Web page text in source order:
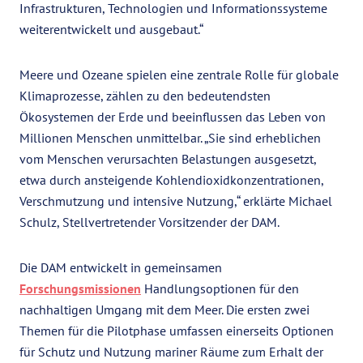
Infrastrukturen, Technologien und Informationssysteme
weiterentwickelt und ausgebaut.“
Meere und Ozeane spielen eine zentrale Rolle für globale
Klimaprozesse, zählen zu den bedeutendsten
Ökosystemen der Erde und beeinflussen das Leben von
Millionen Menschen unmittelbar. „Sie sind erheblichen
vom Menschen verursachten Belastungen ausgesetzt,
etwa durch ansteigende Kohlendioxidkonzentrationen,
Verschmutzung und intensive Nutzung,“ erklärte Michael
Schulz, Stellvertretender Vorsitzender der DAM.
Die DAM entwickelt in gemeinsamen
Forschungsmissionen Handlungsoptionen für den
nachhaltigen Umgang mit dem Meer. Die ersten zwei
Themen für die Pilotphase umfassen einerseits Optionen
für Schutz und Nutzung mariner Räume zum Erhalt der